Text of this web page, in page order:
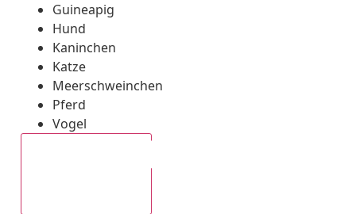
Guineapig
Hund
Kaninchen
Katze
Meerschweinchen
Pferd
Vogel